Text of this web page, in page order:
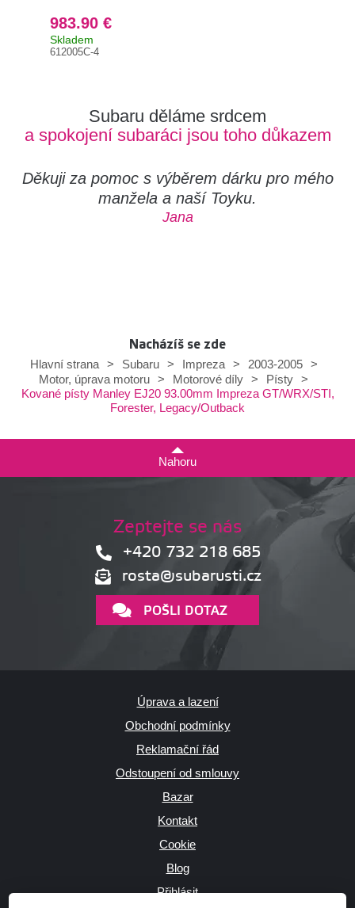
983.90 €
Skladem
612005C-4
Subaru děláme srdcem
a spokojení subaráci jsou toho důkazem
Děkuji za pomoc s výběrem dárku pro mého
manžela a naší Toyku.
Jana
Nacházíš se zde
Hlavní strana
> Subaru > Impreza > 2003-2005
>
Motor, úprava motoru > Motorové díly > Písty >
Kované písty Manley EJ20 93.00mm Impreza GT/WRX/STI,
Forester, Legacy/Outback
Nahoru
Zeptejte se nás
+420 732 218 685
rosta@subarusti.cz
POŠLI DOTAZ
Úprava a lazení
Obchodní podmínky
Reklamační řád
Odstoupení od smlouvy
Bazar
Kontakt
Cookie
Blog
Přihlásit